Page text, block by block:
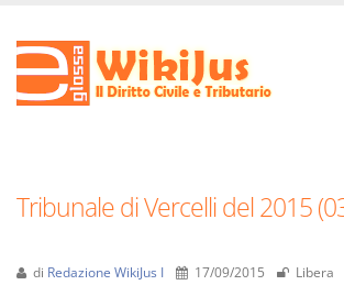
Tribunale di Vercelli del 2015
di Redazione WikiJus I 17/09/2015 Libera